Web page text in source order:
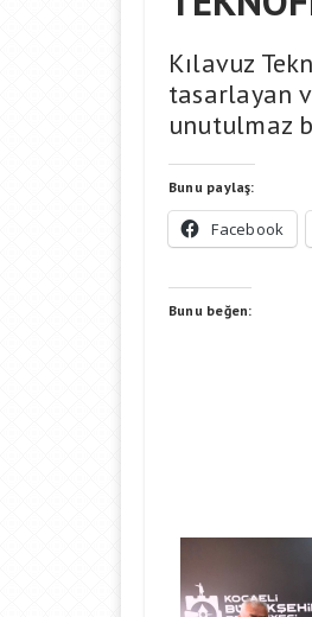
Kılavuz
tasarlayan
unutulmaz
Bunu paylaş:
Facebook
Bunu beğen: